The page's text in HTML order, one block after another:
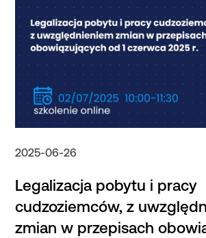
2025-06-26
Legalizacja pobytu i pracy
cudzoziemców, z
zmian w przepisach